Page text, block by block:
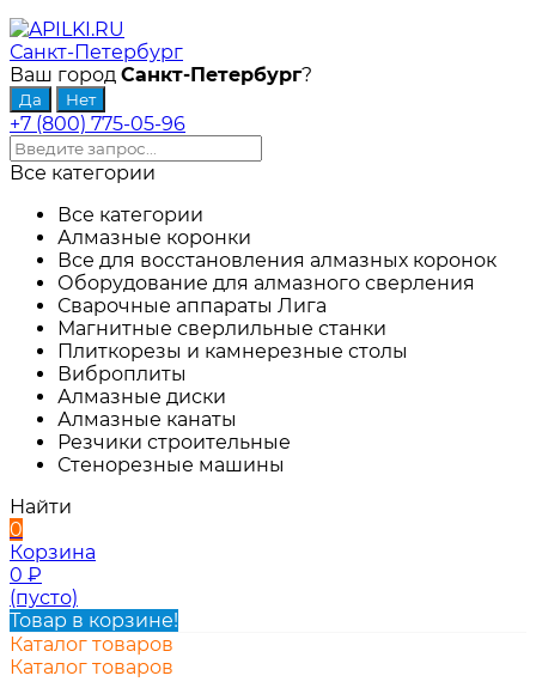
Санкт-Петербург
Ваш город Санкт-Петербург?
+7 (800) 775-05-96
Все категории
Все категории
Алмазные коронки
Все для восстановления алмазных коронок
Оборудование для алмазного сверления
Сварочные аппараты Лига
Магнитные сверлильные станки
Плиткорезы и камнерезные столы
Виброплиты
Алмазные диски
Алмазные канаты
Резчики строительные
Стенорезные машины
Найти
0
Корзина
0 ₽
(пусто)
Товар в корзине!
Каталог товаров
Каталог товаров